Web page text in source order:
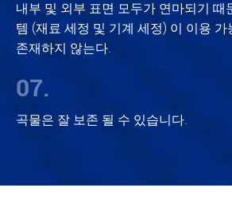
내부 및 외부 표면 모두가 연마되기 때
템 (재료 세정 및 기계 세정) 이 이용
존재하지 않는다.
07.
곡물은 잘 보존 될 수 있습니다.